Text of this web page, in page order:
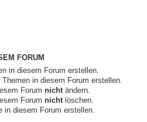
FORUM
in diesem Forum erstellen.
in diesem Forum erstellen.
Forum nichtändern.
Forum nichtlöschen.
in diesem Forum erstellen.